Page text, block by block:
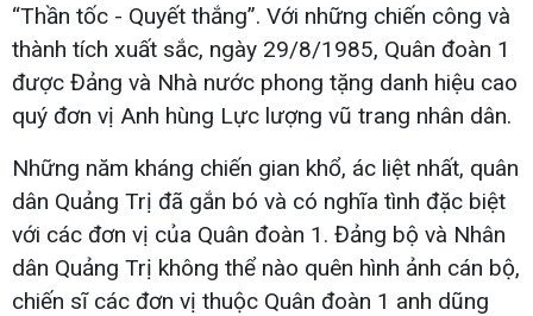
“Thần tốc - Quyết thắng”. Với những chiến công và
thành tích xuất sắc, ngày 29/8/1985, Quân đoàn 1
được Đảng và Nhà nước phong tặng danh hiệu cao
quý đơn vị Anh hùng Lực lượng vũ trang nhân dân.
Những năm kháng chiến gian khổ, ác liệt nhất, quân
dân Quảng Trị đã gắn bó và có nghĩa tình đặc biệt
với các đơn vị của Quân đoàn 1. Đảng bộ và Nhân
dân Quảng Trị không thể nào quên hình ảnh cán bộ,
chiến sĩ các đơn vị thuộc Quân đoàn 1 anh dũng